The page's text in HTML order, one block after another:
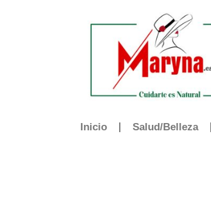
Inicio Salud/Belleza